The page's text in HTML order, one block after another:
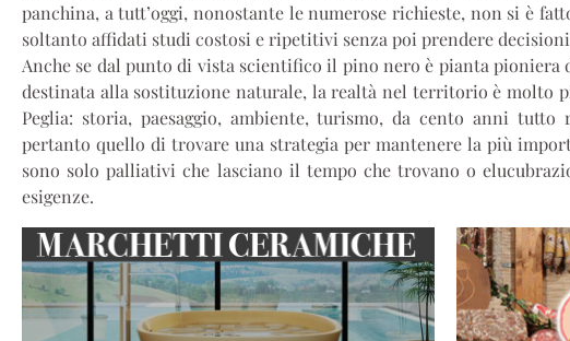
panchina, a tutt’oggi, nonostante le numerose richieste, non si è
soltanto affidati studi costosi e ripetitivi senza poi prendere
Anche se dal punto di vista scientifico il pino nero è pianta
destinata alla sostituzione naturale, la realtà nel territorio è molto
Peglia: storia, paesaggio, ambiente, turismo, da cento anni
pertanto quello di trovare una strategia per mantenere la più
sono solo palliativi che lasciano il tempo che trovano o
esigenze.